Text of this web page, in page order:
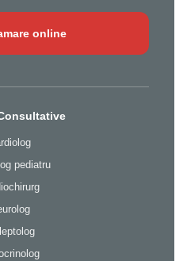
online
pediatru